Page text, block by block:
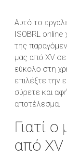
Αυτό το
ISOBRL online
της
μας από XV σε
εύκολο στη
επιλέξτε την
σύρετε και
αποτέλεσμα.
Γιατί
από XV